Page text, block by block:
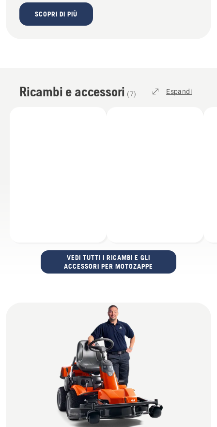
SCOPRI DI PIÙ
Ricambi e accessori (7) Espandi
VEDI TUTTI I RICAMBI E GLI
ACCESSORI PER MOTOZAPPE